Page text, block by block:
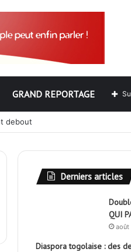
GRAND REPORTAGE
debout
Derniers articles
QUI
août
Diaspora togolaise : des